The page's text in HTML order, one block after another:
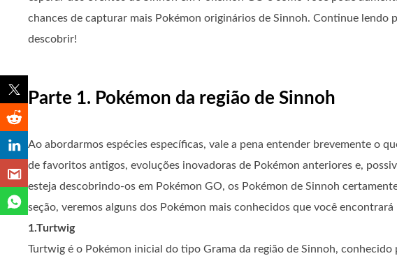
chances de capturar mais Pokémon originários de Sinnoh. Continue lendo
descobrir!
Parte 1. Pokémon da região de Sinnoh
Ao abordarmos espécies específicas, vale a pena entender brevemente o
de favoritos antigos, evoluções inovadoras de Pokémon anteriores e,
esteja descobrindo-os em Pokémon GO, os Pokémon de Sinnoh
seção, veremos alguns dos Pokémon mais conhecidos que você encontrará
1.Turtwig
Turtwig é o Pokémon inicial do tipo Grama da região de Sinnoh,